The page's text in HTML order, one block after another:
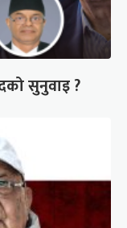
सुनुवाइ ?